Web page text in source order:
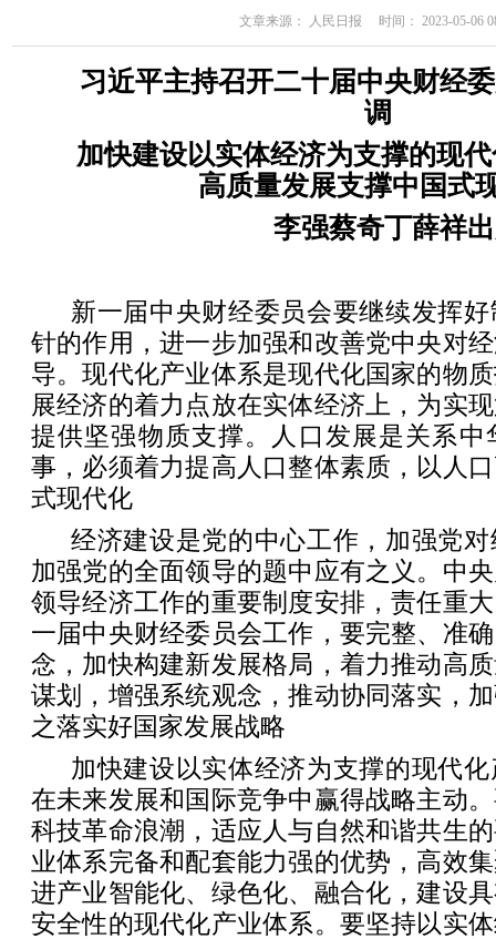
文章来源： 人民日报 时间： 2023-05-06
习近平主持召开二十届中央财经
调
加快建设以实体经济为支撑的现
高质量发展支撑中国式
李强蔡奇丁薛祥
新一届中央财经委员会要继续发挥
针的作用，进一步加强和改善党中央对
导。现代化产业体系是现代化国家的物
展经济的着力点放在实体经济上，为实
提供坚强物质支撑。人口发展是关系中
事，必须着力提高人口整体素质，以人
式现代化
经济建设是党的中心工作，加强党
加强党的全面领导的题中应有之义。中
领导经济工作的重要制度安排，责任重
一届中央财经委员会工作，要完整、准
念，加快构建新发展格局，着力推动高
谋划，增强系统观念，推动协同落实，
之落实好国家发展战略
加快建设以实体经济为支撑的现代
在未来发展和国际竞争中赢得战略主动
科技革命浪潮，适应人与自然和谐共生
业体系完备和配套能力强的优势，高效
进产业智能化、绿色化、融合化，建设
安全性的现代化产业体系。要坚持以实